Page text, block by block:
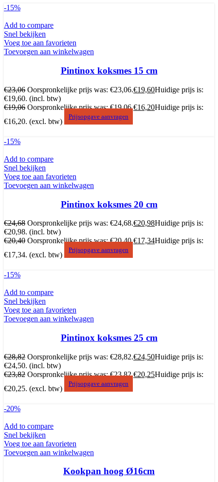
-15%
Add to compare
Snel bekijken
Voeg toe aan favorieten
Toevoegen aan winkelwagen
Pintinox koksmes 15 cm
€23,06 Oorspronkelijke prijs was: €23,06.€19,60Huidige prijs is:
€19,60. (incl. btw)
€19,06 Oorspronkelijke prijs was: €19,06.€16,20Huidige prijs is:
€16,20. (excl. btw)
Prijsopgave aanvragen
-15%
Add to compare
Snel bekijken
Voeg toe aan favorieten
Toevoegen aan winkelwagen
Pintinox koksmes 20 cm
€24,68 Oorspronkelijke prijs was: €24,68.€20,98Huidige prijs is:
€20,98. (incl. btw)
€20,40 Oorspronkelijke prijs was: €20,40.€17,34Huidige prijs is:
€17,34. (excl. btw)
Prijsopgave aanvragen
-15%
Add to compare
Snel bekijken
Voeg toe aan favorieten
Toevoegen aan winkelwagen
Pintinox koksmes 25 cm
€28,82 Oorspronkelijke prijs was: €28,82.€24,50Huidige prijs is:
€24,50. (incl. btw)
€23,82 Oorspronkelijke prijs was: €23,82.€20,25Huidige prijs is:
€20,25. (excl. btw)
Prijsopgave aanvragen
-20%
Add to compare
Snel bekijken
Voeg toe aan favorieten
Toevoegen aan winkelwagen
Kookpan hoog Ø16cm